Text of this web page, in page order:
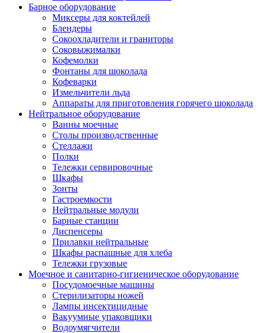
Барное оборудование
Миксеры для коктейлей
Блендеры
Сокоохладители и граниторы
Соковыжималки
Кофемолки
Фонтаны для шоколада
Кофеварки
Измельчители льда
Аппараты для приготовления горячего шоколада
Нейтральное оборудование
Ванны моечные
Столы производственные
Стеллажи
Полки
Тележки сервировочные
Шкафы
Зонты
Гастроемкости
Нейтральные модули
Барные станции
Диспенсеры
Прилавки нейтральные
Шкафы распашные для хлеба
Тележки грузовые
Моечное и санитарно-гигиеническое оборудование
Посудомоечные машины
Стерилизаторы ножей
Лампы инсектицидные
Вакуумные упаковщики
Водоумягчители